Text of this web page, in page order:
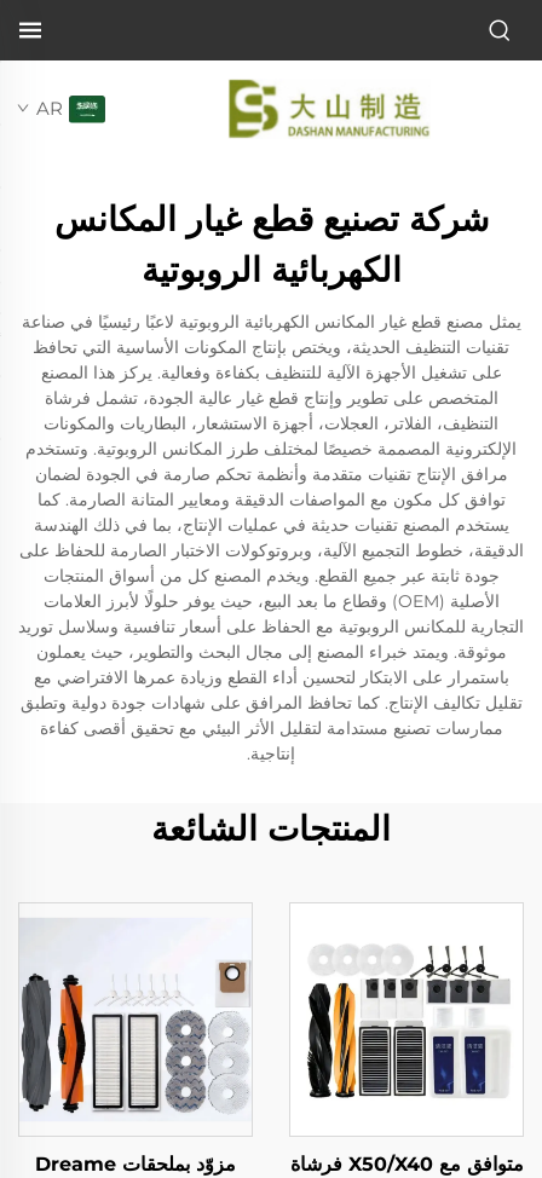
AR
شركة تصنيع قطع غيار المكانس
الكهربائية الروبوتية
يمثل مصنع قطع غيار المكانس الكهربائية الروبوتية لاعبًا رئيسيًا في صناعة
تقنيات التنظيف الحديثة، ويختص بإنتاج المكونات الأساسية التي تحافظ
على تشغيل الأجهزة الآلية للتنظيف بكفاءة وفعالية. يركز هذا المصنع
المتخصص على تطوير وإنتاج قطع غيار عالية الجودة، تشمل فرشاة
التنظيف، الفلاتر، العجلات، أجهزة الاستشعار، البطاريات والمكونات
الإلكترونية المصممة خصيصًا لمختلف طرز المكانس الروبوتية. وتستخدم
مرافق الإنتاج تقنيات متقدمة وأنظمة تحكم صارمة في الجودة لضمان
توافق كل مكون مع المواصفات الدقيقة ومعايير المتانة الصارمة. كما
يستخدم المصنع تقنيات حديثة في عمليات الإنتاج، بما في ذلك الهندسة
الدقيقة، خطوط التجميع الآلية، وبروتوكولات الاختبار الصارمة للحفاظ على
جودة ثابتة عبر جميع القطع. ويخدم المصنع كل من أسواق المنتجات
الأصلية (OEM) وقطاع ما بعد البيع، حيث يوفر حلولًا لأبرز العلامات
التجارية للمكانس الروبوتية مع الحفاظ على أسعار تنافسية وسلاسل توريد
موثوقة. ويمتد خبراء المصنع إلى مجال البحث والتطوير، حيث يعملون
باستمرار على الابتكار لتحسين أداء القطع وزيادة عمرها الافتراضي مع
تقليل تكاليف الإنتاج. كما تحافظ المرافق على شهادات جودة دولية وتطبق
ممارسات تصنيع مستدامة لتقليل الأثر البيئي مع تحقيق أقصى كفاءة
إنتاجية.
المنتجات الشائعة
متوافق مع X50/X40 فرشاة
مزوّد بملحقات Dreame